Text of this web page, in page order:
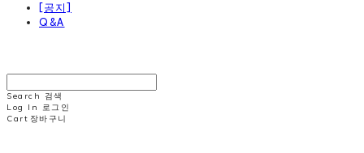
[공지]
Q&A
Search
검색
Log In
로그인
Cart 장바구니